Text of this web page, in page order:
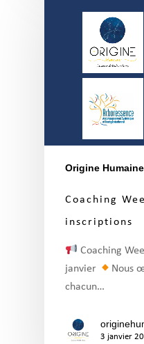
Origine Humaine
Coaching
inscriptions
Coaching
janvier
Nous
chacun…
3 janvier